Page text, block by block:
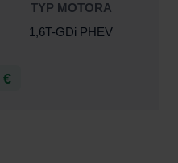
TYP MOTORA
1,6T-GDi PHEV
€